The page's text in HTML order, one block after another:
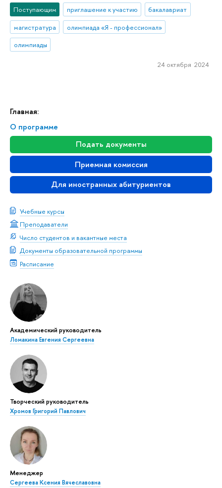
Главная:
О программе
Подать документы
Приемная комиссия
Для иностранных абитуриентов
Учебные курсы
Преподаватели
Число студентов и вакантные места
Документы образовательной программы
Расписание
Академический руководитель
Ломакина Евгения Сергеевна
Творческий руководитель
Хромов Григорий Павлович
Менеджер
Сергеева Ксения Вячеславовна
Поступающим приглашение к участию
бакалавриат
магистратура
олимпиада «Я - профессионал»
олимпиады
24 октября 2024